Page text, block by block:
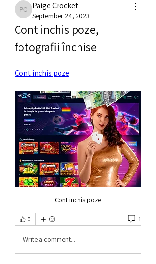
Paige Crocket
Paige Crocket
September 24, 2023
Cont inchis poze,
fotografii închise
Cont inchis poze
Cont inchis poze
0 1
Write a comment...